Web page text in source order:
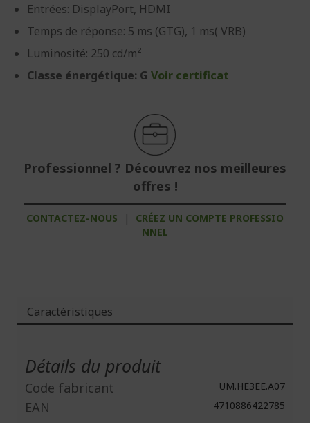
Entrées: DisplayPort, HDMI
Temps de réponse: 5 ms (GTG), 1 ms( VRB)
Luminosité: 250 cd/m²
Classe énergétique: G Voir certificat
Professionnel ? Découvrez nos meilleures
offres !
CONTACTEZ-NOUS |
CRÉEZ UN COMPTE PROFESSIO
NNEL
Caractéristiques
Détails du produit
Code fabricant UM.HE3EE.A07
EAN 4710886422785